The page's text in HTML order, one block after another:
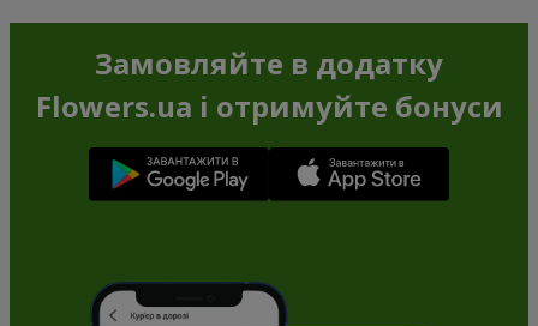
Замовляйте в додатку
Flowers.ua і отримуйте бонуси